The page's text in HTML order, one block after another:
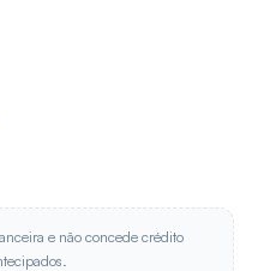
e não concede crédito